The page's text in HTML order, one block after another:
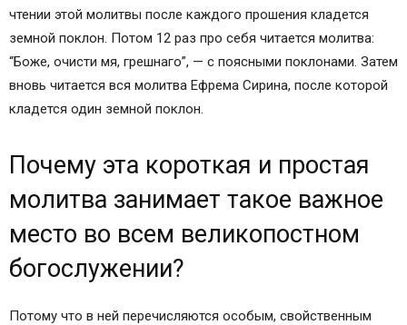
чтении этой молитвы после каждого прошения кладется
земной поклон. Потом 12 раз про себя читается молитва:
“Боже, очисти мя, грешнаго”, — с поясными поклонами. Затем
вновь читается вся молитва Ефрема Сирина, после которой
кладется один земной поклон.
Почему эта короткая и простая
молитва занимает такое важное
место во всем великопостном
богослужении?
Потому что в ней перечисляются особым, свойственным